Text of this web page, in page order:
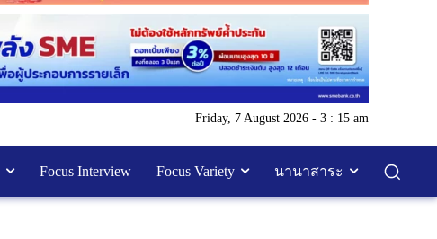
Friday, 7 August 2026 - 3 : 15 am
Focus Interview Focus Variety นานาสาระ